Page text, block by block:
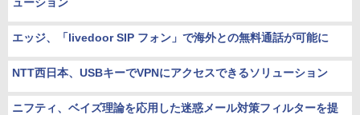
エッジ、「livedoor SIP フォン」で海外との無料通話が可能に
NTT西日本、USBキーでVPNにアクセスできるソリューション
ニフティ、ベイズ理論を応用した迷惑メール対策フィルターを提